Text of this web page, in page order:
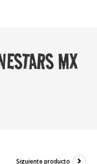
MX
Siguiente producto